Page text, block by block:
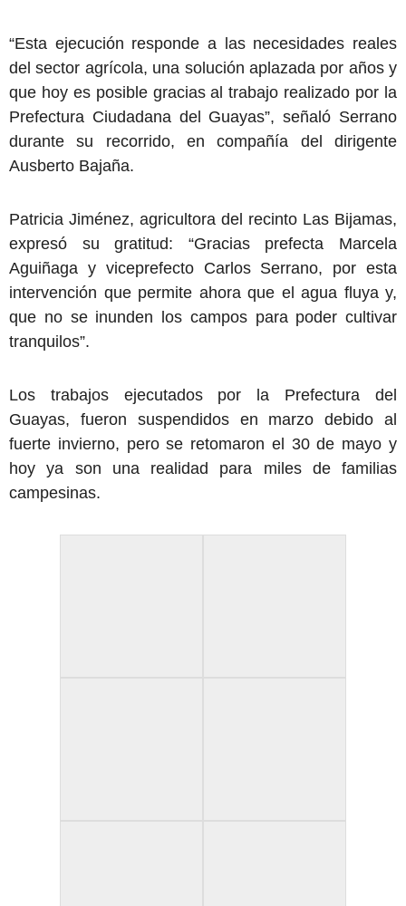
“Esta ejecución responde a las necesidades reales
del sector agrícola, una solución aplazada por años y
que hoy es posible gracias al trabajo realizado por la
Prefectura Ciudadana del Guayas”, señaló Serrano
durante su recorrido, en compañía del dirigente
Ausberto Bajaña.
Patricia Jiménez, agricultora del recinto Las Bijamas,
expresó su gratitud: “Gracias prefecta Marcela
Aguiñaga y viceprefecto Carlos Serrano, por esta
intervención que permite ahora que el agua fluya y,
que no se inunden los campos para poder cultivar
tranquilos”.
Los trabajos ejecutados por la Prefectura del
Guayas, fueron suspendidos en marzo debido al
fuerte invierno, pero se retomaron el 30 de mayo y
hoy ya son una realidad para miles de familias
campesinas.